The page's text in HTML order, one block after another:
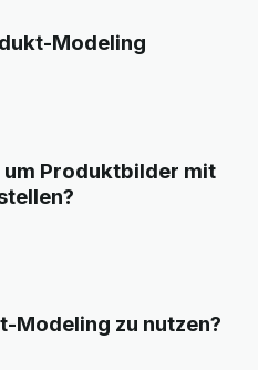
Modeling
um Produktbilder mit
Modeling zu nutzen?